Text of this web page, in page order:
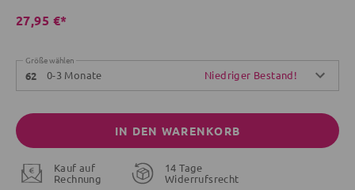
27,95 €*
Größe wählen
62 0-3 Monate Niedriger Bestand!
IN DEN WARENKORB
Kauf auf
Rechnung
14 Tage
Widerrufsrecht